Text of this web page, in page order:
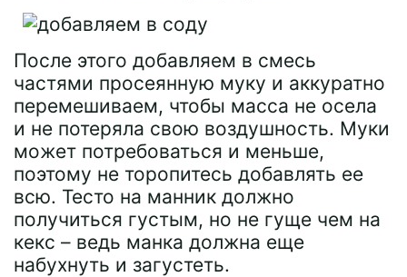
После этого добавляем в смесь
частями просеянную муку и аккуратно
перемешиваем, чтобы масса не осела
и не потеряла свою воздушность. Муки
может потребоваться и меньше,
поэтому не торопитесь добавлять ее
всю. Тесто на манник должно
получиться густым, но не гуще чем на
кекс – ведь манка должна еще
набухнуть и загустеть.